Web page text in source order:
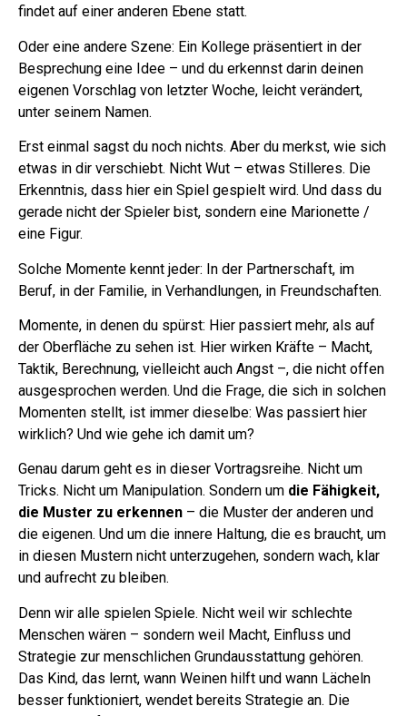
findet auf einer anderen Ebene statt.
Oder eine andere Szene: Ein Kollege präsentiert in der
Besprechung eine Idee – und du erkennst darin deinen
eigenen Vorschlag von letzter Woche, leicht verändert,
unter seinem Namen.
Erst einmal sagst du noch nichts. Aber du merkst, wie sich
etwas in dir verschiebt. Nicht Wut – etwas Stilleres. Die
Erkenntnis, dass hier ein Spiel gespielt wird. Und dass du
gerade nicht der Spieler bist, sondern eine Marionette /
eine Figur.
Solche Momente kennt jeder: In der Partnerschaft, im
Beruf, in der Familie, in Verhandlungen, in Freundschaften.
Momente, in denen du spürst: Hier passiert mehr, als auf
der Oberfläche zu sehen ist. Hier wirken Kräfte – Macht,
Taktik, Berechnung, vielleicht auch Angst –, die nicht offen
ausgesprochen werden. Und die Frage, die sich in solchen
Momenten stellt, ist immer dieselbe: Was passiert hier
wirklich? Und wie gehe ich damit um?
Genau darum geht es in dieser Vortragsreihe. Nicht um
Tricks. Nicht um Manipulation. Sondern um die Fähigkeit,
die Muster zu erkennen – die Muster der anderen und
die eigenen. Und um die innere Haltung, die es braucht, um
in diesen Mustern nicht unterzugehen, sondern wach, klar
und aufrecht zu bleiben.
Denn wir alle spielen Spiele. Nicht weil wir schlechte
Menschen wären – sondern weil Macht, Einfluss und
Strategie zur menschlichen Grundausstattung gehören.
Das Kind, das lernt, wann Weinen hilft und wann Lächeln
besser funktioniert, wendet bereits Strategie an. Die